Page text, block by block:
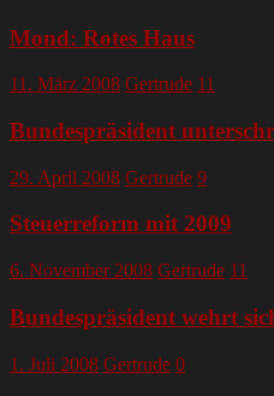
Mond: Rotes Haus
11. März 2008 Gertrude 11
Bundespräsident
29. April 2008 Gertrude 9
Steuerreform mit 2009
6. November 2008 Gertrude 11
Bundespräsident wehrt
1. Juli 2008 Gertrude 0